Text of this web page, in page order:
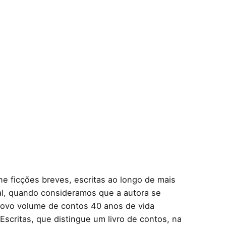
ficções breves, escritas ao longo de mais
quando consideramos que a autora se
volume de contos 40 anos de vida
que distingue um livro de contos, na